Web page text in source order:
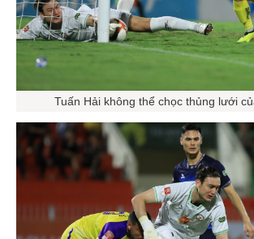
Tuấn Hải không thể chọc thủng lưới